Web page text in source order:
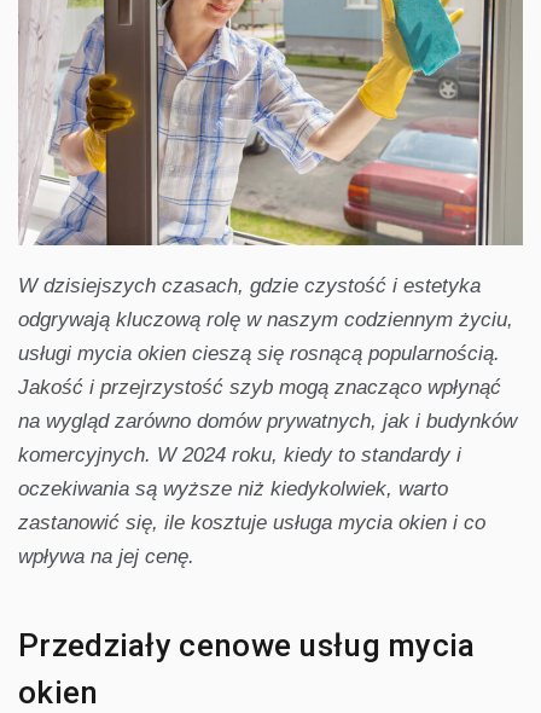
W dzisiejszych czasach, gdzie czystość i estetyka
odgrywają kluczową rolę w naszym codziennym życiu,
usługi mycia okien cieszą się rosnącą popularnością.
Jakość i przejrzystość szyb mogą znacząco wpłynąć
na wygląd zarówno domów prywatnych, jak i budynków
komercyjnych. W 2024 roku, kiedy to standardy i
oczekiwania są wyższe niż kiedykolwiek, warto
zastanowić się, ile kosztuje usługa mycia okien i co
wpływa na jej cenę.
Przedziały cenowe usług mycia
okien